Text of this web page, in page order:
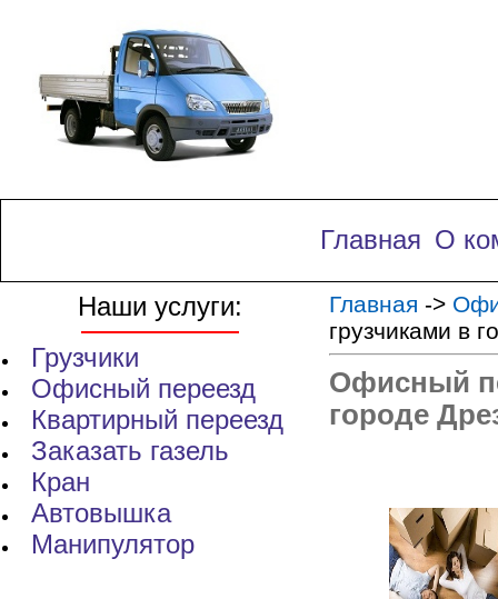
Главная О
Наши услуги:
Грузчики
Офисный переезд
Квартирный переезд
Заказать газель
Кран
Автовышка
Манипулятор
Главная ->
грузчиками в
Офисный
городе